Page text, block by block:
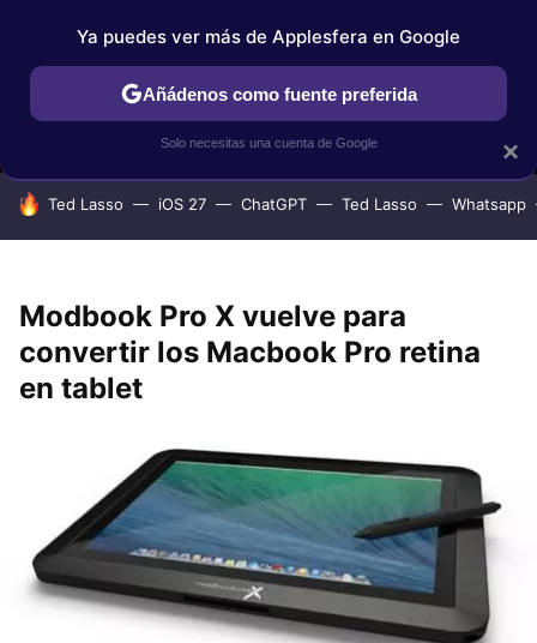
MENÚ NUEVO
TUTORIALES APPLESFERA SELECCIÓN
HOY SE HABLA DE
Ted Lasso iOS 27 ChatGPT Ted Lasso Whatsapp
Modbook Pro X vuelve para
convertir los Macbook Pro retina
en tablet
×
Ya puedes ver más de Applesfera en Google
Añádenos como fuente preferida
Solo necesitas una cuenta de Google